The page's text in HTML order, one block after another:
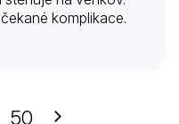
komplikace.
50 Další